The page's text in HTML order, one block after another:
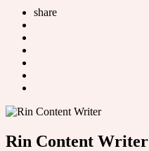
share
Rin Content Writer